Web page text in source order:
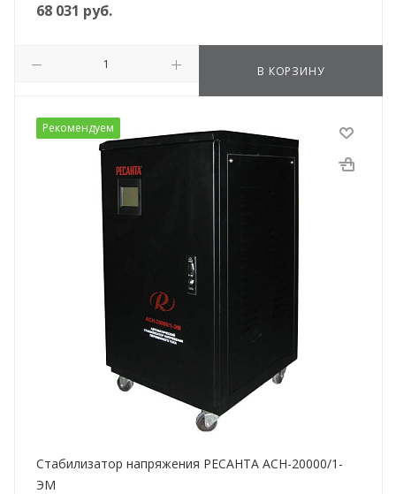
68 031 руб.
В КОРЗИНУ
Рекомендуем
Стабилизатор напряжения РЕСАНТА АСН-20000/1-
ЭМ